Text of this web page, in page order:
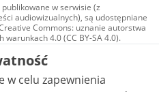
w serwisie (z
audiowizualnych), są udostępniane
Commons: uznanie autorstwa
warunkach 4.0 (CC BY-SA 4.0).
w tym zdjęcia, materiały
udostępniane na licencji typu
uznanie autorstwa użycie
utworów zależnych 4.0 (CC BY-
nie jest to stwierdzone inaczej.
w celu zapewnienia